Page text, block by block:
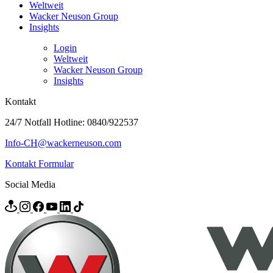
Weltweit
Wacker Neuson Group
Insights
Login
Weltweit
Wacker Neuson Group
Insights
Kontakt
24/7 Notfall Hotline: 0840/922537
Info-CH@wackerneuson.com
Kontakt Formular
Social Media